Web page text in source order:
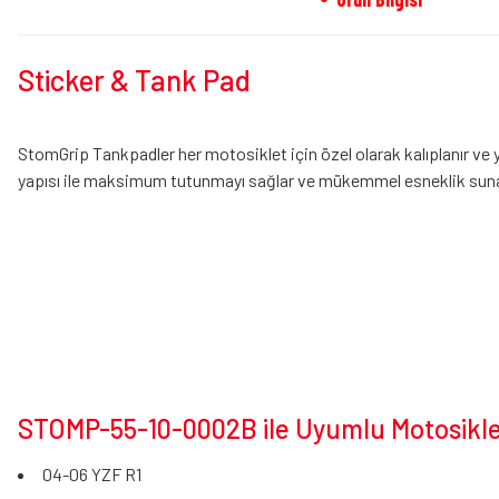
Sticker & Tank Pad
StomGrip Tankpadler her motosiklet için özel olarak kalıplanır
yapısı ile maksimum tutunmayı sağlar ve mükemmel esneklik
STOMP-55-10-0002B ile Uyumlu
04-06 YZF R1